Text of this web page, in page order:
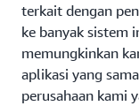
terkait dengan
ke banyak sistem
memungkinkan
aplikasi yang
perusahaan kami